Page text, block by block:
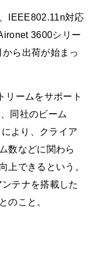
IEEE802.11n対応
3600シリー
ら出荷が始まっ
リームをサポート
同社のビーム
より、クライア
数などに関わら
上できるという。
テナを搭載した
のこと。